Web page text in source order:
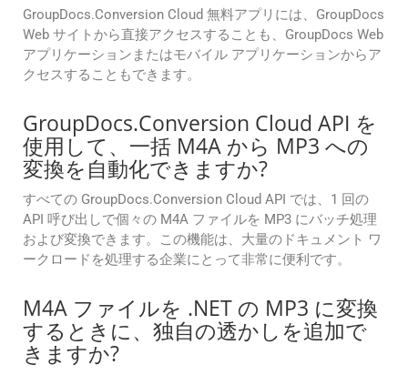
GroupDocs.Conversion Cloud 無料アプリには、GroupDocs
Web サイトから直接アクセスすることも、GroupDocs Web
アプリケーションまたはモバイル アプリケーションからア
クセスすることもできます。
GroupDocs.Conversion Cloud API を
使用して、一括 M4A から MP3 への
変換を自動化できますか?
すべての GroupDocs.Conversion Cloud API では、1 回の
API 呼び出しで個々の M4A ファイルを MP3 にバッチ処理
および変換できます。この機能は、大量のドキュメント ワ
ークロードを処理する企業にとって非常に便利です。
M4A ファイルを .NET の MP3 に変換
するときに、独自の透かしを追加で
きますか?